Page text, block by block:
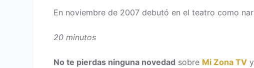
En noviembre de 2007 debutó en el teatro como
20 minutos
No te pierdas ninguna novedad sobre Mi Zona TV